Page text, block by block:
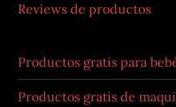
Reviews de productos
Productos gratis para
Productos gratis de